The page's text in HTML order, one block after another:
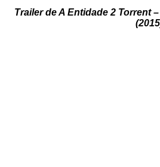
Trailer de A Entidade 2 Torrent